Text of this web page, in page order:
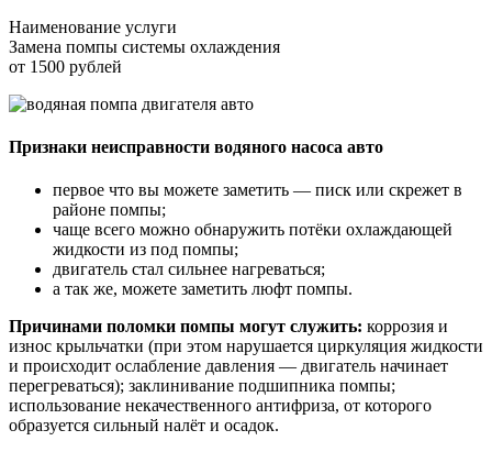
Наименование услуги
Замена помпы системы охлаждения
от 1500 рублей
Признаки неисправности водяного насоса авто
первое что вы можете заметить — писк или скрежет в
районе помпы;
чаще всего можно обнаружить потёки охлаждающей
жидкости из под помпы;
двигатель стал сильнее нагреваться;
а так же, можете заметить люфт помпы.
Причинами поломки помпы могут служить: коррозия и
износ крыльчатки (при этом нарушается циркуляция жидкости
и происходит ослабление давления — двигатель начинает
перегреваться); заклинивание подшипника помпы;
использование некачественного антифриза, от которого
образуется сильный налёт и осадок.